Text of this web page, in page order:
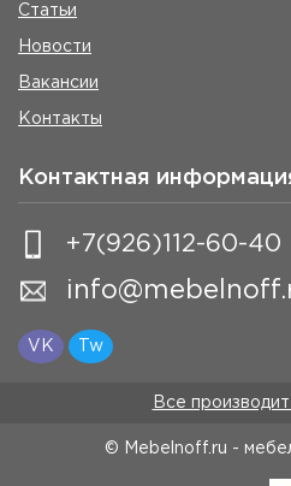
Статьи
Новости
Вакансии
Контакты
Контактная
+7(926)112-60-40
VK Tw
Все
© Mebelnoff.ru -